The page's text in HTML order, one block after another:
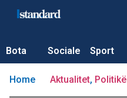
Bota Sociale Sport
Home Aktualitet, Politikë